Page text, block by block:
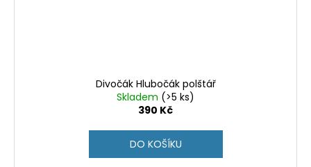
Divočák Hlubočák polštář
Skladem (>5 ks)
390 Kč
DO KOŠÍKU